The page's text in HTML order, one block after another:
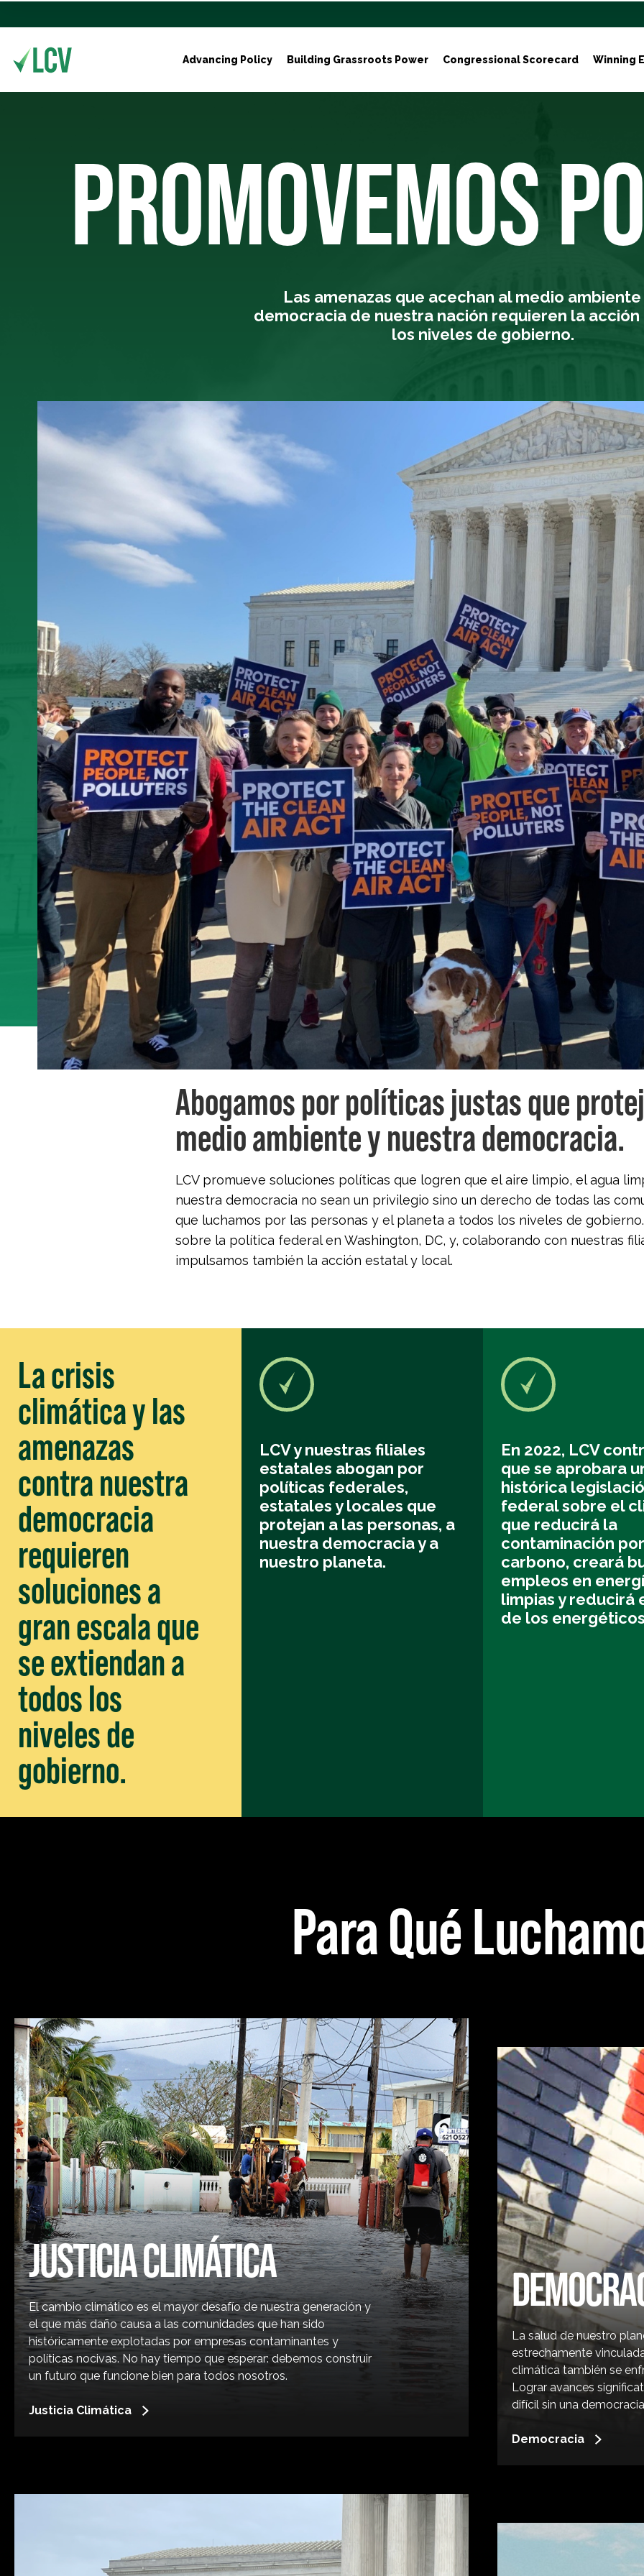
Advancing Policy Building Grassroots Power Congressional Scorecard Winning
PROMOVEMOS
Las amenazas que acechan al medio ambiente
democracia de nuestra nación requieren la
los niveles de gobierno.
Abogamos por políticas justas que
medio ambiente y nuestra democracia.
LCV promueve soluciones políticas que logren que el aire limpio, el agua
nuestra democracia no sean un privilegio sino un derecho de todas las
que luchamos por las personas y el planeta a todos los niveles de
sobre la política federal en Washington, DC, y, colaborando con nuestras
impulsamos también la acción estatal y local.
La crisis
climática y las
amenazas
contra nuestra
democracia
requieren
soluciones a
gran escala que
se extiendan a
todos los
niveles de
gobierno.
LCV y nuestras filiales
estatales abogan por
políticas federales,
estatales y locales que
protejan a las personas, a
nuestra democracia y a
nuestro planeta.
En 2022, LCV
que se aprobara
histórica
federal sobre el
que reducirá la
contaminación por
carbono, creará
empleos en
limpias y reducirá
de los
Para Qué
JUSTICIA CLIMÁTICA
El cambio climático es el mayor desafío de nuestra generación y
el que más daño causa a las comunidades que han sido
históricamente explotadas por empresas contaminantes y
políticas nocivas. No hay tiempo que esperar: debemos construir
un futuro que funcione bien para todos nosotros.
Justicia Climática
La salud de nuestro
estrechamente
climática también se
Lograr avances
difícil sin una
Democracia